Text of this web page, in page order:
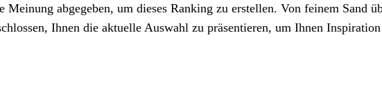
abgegeben, um dieses Ranking zu erstellen. Von feinem Sand
Ihnen die aktuelle Auswahl zu präsentieren, um Ihnen